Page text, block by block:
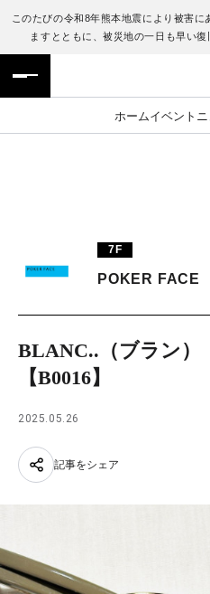
このたびの令和8年熊本地震により被害
ますとともに、被災地の一日も早い
ホームイベント
フロアガイド
施設案内・アクセス
TAX FREE
JP
ENGLISH
繁体字
日本語
7F
POKER FACE
BLANC..（ブラン
【B0016】
2025.05.26
記事をシェア